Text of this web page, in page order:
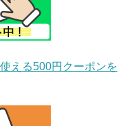
える500円クーポンを